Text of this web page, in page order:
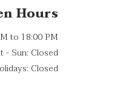
Hours
to 18:00 PM
- Sun: Closed
Closed